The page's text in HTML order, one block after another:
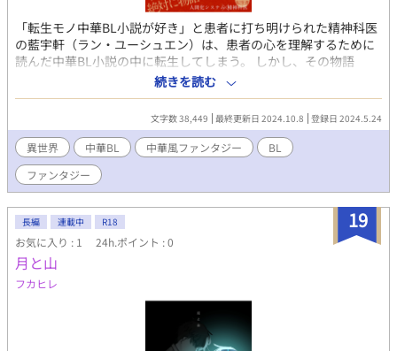
「転生モノ中華BL小説が好き」と患者に打ち明けられた精神科医
の藍宇軒（ラン・ユーシュエン）は、患者の心を理解するために
読んだ中華BL小説の中に転生してしまう。 しかし、その物語
は”完結済み”であり、案内役のシステムから「世界を改変し崩壊
させるとあなたは現実でも死にます」と告げられる。 藍宇軒（ラ
ン・ユーシュエン）は精神科医という経験と、転生前に読みまく
った中華BL小説の知識で、なんとか物語崩壊ルートを回避しなが
ら、任務遂行を目指す…！ 人間化システム×精神科医のお話で
す。ゆっくり更新いたします。
続きを読む
文字数 38,449 最終更新日 2024.10.8 登録日 2024.5.24
異世界 中華BL 中華風ファンタジー
BL
ファンタジー
19
長編 連載中 R18
お気に入り : 1 24h.ポイント : 0
月と山
フカヒレ